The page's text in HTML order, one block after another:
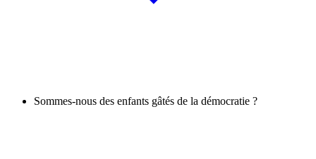
Sommes-nous des enfants gâtés de la démocratie ?